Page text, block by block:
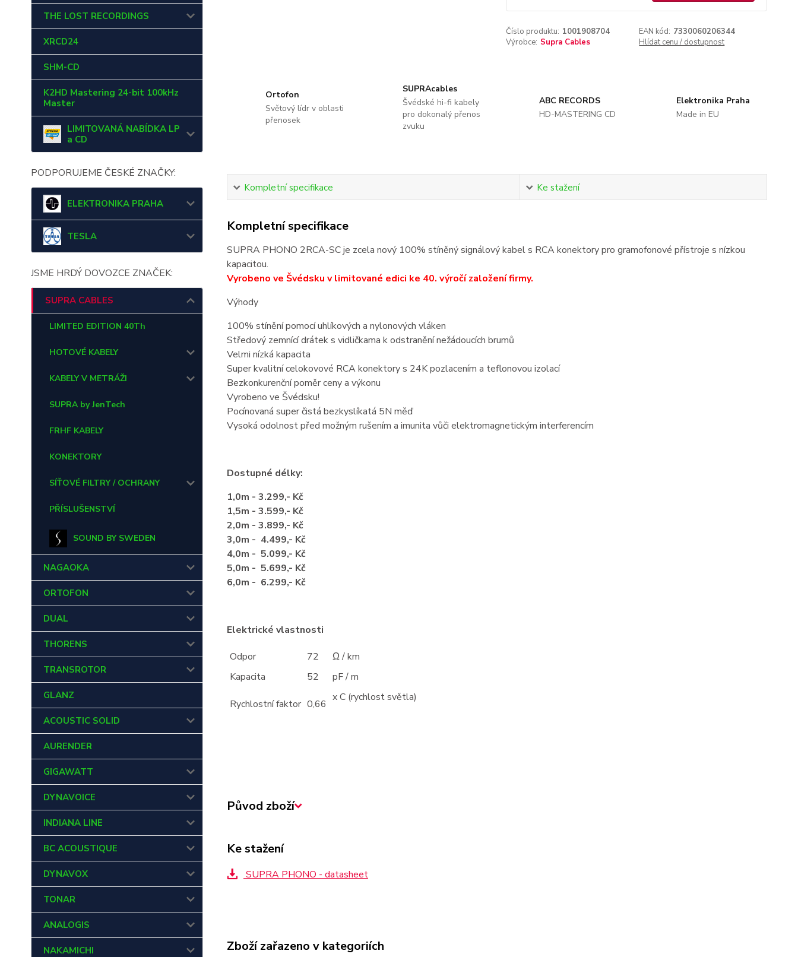
THE LOST RECORDINGS
XRCD24
SHM-CD
K2HD Mastering 24-bit 100kHz
Master
LIMITOVANÁ NABÍDKA LP
a CD
PODPORUJEME ČESKÉ ZNAČKY:
ELEKTRONIKA PRAHA
TESLA
JSME HRDÝ DOVOZCE ZNAČEK:
SUPRA CABLES
LIMITED EDITION 40Th
HOTOVÉ KABELY
KABELY V METRÁŽI
SUPRA by JenTech
FRHF KABELY
KONEKTORY
SÍŤOVÉ FILTRY / OCHRANY
PŘÍSLUŠENSTVÍ
SOUND BY SWEDEN
NAGAOKA
ORTOFON
DUAL
THORENS
TRANSROTOR
GLANZ
ACOUSTIC SOLID
AURENDER
GIGAWATT
DYNAVOICE
INDIANA LINE
BC ACOUSTIQUE
DYNAVOX
TONAR
ANALOGIS
NAKAMICHI
Číslo produktu: 1001908704 EAN kód: 7330060206344
Výrobce: Supra Cables Hlídat cenu / dostupnost
Ortofon
Světový lídr v oblasti
přenosek
SUPRAcables
Švédské hi-fi kabely
pro dokonalý přenos
zvuku
ABC RECORDS
HD-MASTERING CD
Elektronika Praha
Made in EU
Kompletní specifikace Ke stažení
Kompletní specifikace
SUPRA PHONO 2RCA-SC je zcela nový 100% stíněný signálový kabel s RCA konektory pro gramofonové přístroje s nízkou
kapacitou.
Vyrobeno ve Švédsku v limitované edici ke 40. výročí založení firmy.
Výhody
100% stínění pomocí uhlíkových a nylonových vláken
Středový zemnící drátek s vidličkama k odstranění nežádoucích brumů
Velmi nízká kapacita
Super kvalitní celokovové RCA konektory s 24K pozlacením a teflonovou izolací
Bezkonkurenční poměr ceny a výkonu
Vyrobeno ve Švédsku!
Pocínovaná super čistá bezkyslíkatá 5N měď
Vysoká odolnost před možným rušením a imunita vůči elektromagnetickým interferencím
Dostupné délky:
1,0m - 3.299,- Kč
1,5m - 3.599,- Kč
2,0m - 3.899,- Kč
3,0m - 4.499,- Kč
4,0m - 5.099,- Kč
5,0m - 5.699,- Kč
6,0m - 6.299,- Kč
Elektrické vlastnosti
Odpor 72
Ω / km
Kapacita
52 pF / m
Rychlostní faktor 0,66
x C (rychlost světla)
Původ zboží
Ke stažení
SUPRA PHONO - datasheet
Zboží zařazeno v kategoriích